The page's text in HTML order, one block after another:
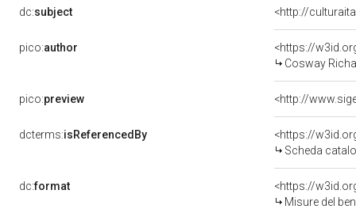
dc:subject <http://
pico:author
<https://
Cosway
pico:preview
dcterms:isReferencedBy
<https://
Scheda
dc:format
<https://
Misure del